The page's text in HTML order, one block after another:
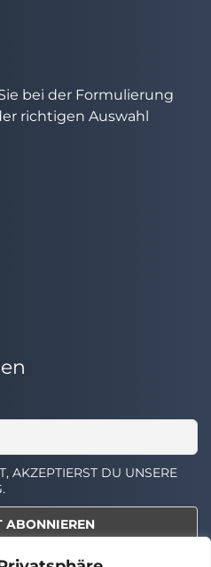
bei der Formulierung
richtigen Auswahl
AKZEPTIERST DU UNSERE